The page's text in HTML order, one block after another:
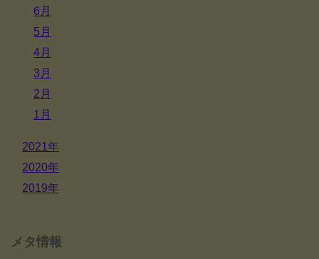
6月
5月
4月
3月
2月
1月
2021年
2020年
2019年
メタ情報